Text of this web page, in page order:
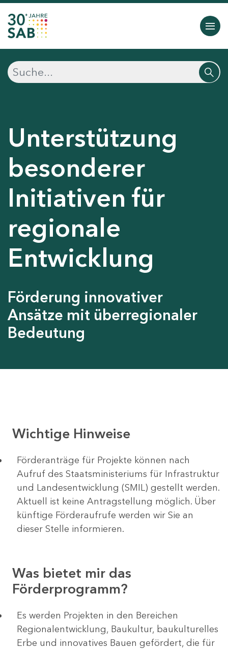
Unterstützung
besonderer
Initiativen für
regionale
Entwicklung
Förderung innovativer
Ansätze mit überregionaler
Bedeutung
Wichtige Hinweise
Förderanträge für Projekte können nach
Aufruf des Staatsministeriums für Infrastruktur
und Landesentwicklung (SMIL) gestellt werden.
Aktuell ist keine Antragstellung möglich. Über
künftige Förderaufrufe werden wir Sie an
dieser Stelle informieren.
Was bietet mir das
Förderprogramm?
Es werden Projekten in den Bereichen
Regionalentwicklung, Baukultur, baukulturelles
Erbe und innovatives Bauen gefördert, die für